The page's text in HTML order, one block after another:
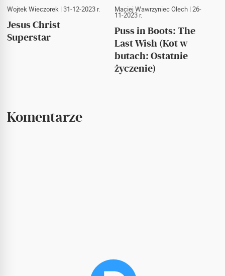
Wojtek Wieczorek | 31-12-2023 r.
Jesus Christ
Superstar
Maciej Wawrzyniec Olech| 26-
11-2023 r.
Puss in Boots: The
Last Wish (Kot w
butach: Ostatnie
życzenie)
Komentarze